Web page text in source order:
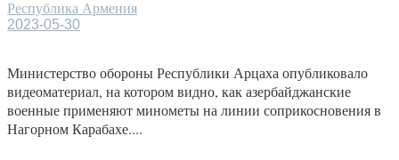
Республика Армения
2023-05-30
Министерство обороны Республики Арцаха опубликовало
видеоматериал, на котором видно, как азербайджанские
военные применяют минометы на линии соприкосновения в
Нагорном Карабахе....